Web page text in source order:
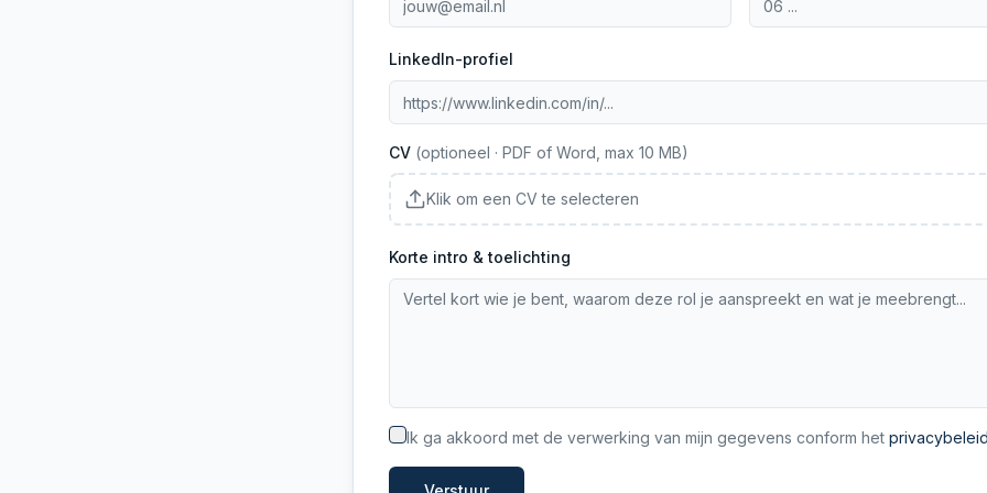
LinkedIn-profiel
CV (optioneel · PDF of Word, max 10 MB)
Klik om een CV te selecteren
Korte intro & toelichting
Ik ga akkoord met de verwerking van mijn gegevens conform het